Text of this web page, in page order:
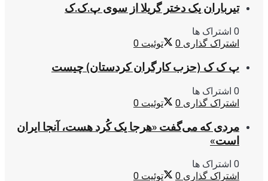
تیرباران یک دختر گریلا از سوی پ.ک.ک
0 اشتراک ها
اشتراک گذاری 0 توئیت 0
پ ک ک (حزب کارگران کردستان) چیست
0 اشتراک ها
اشتراک گذاری 0 توئیت 0
مردی که می‌گفت «هرجا یک کُرد هست، آنجا ایران
است»
0 اشتراک ها
اشتراک گذاری 0 توئیت 0